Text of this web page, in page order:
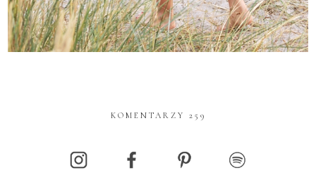
KOMENTARZY 259